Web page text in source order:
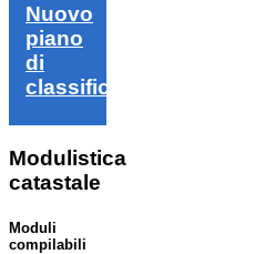
Nuovo
piano
di
classifica
Modulistica
catastale
Moduli
compilabili